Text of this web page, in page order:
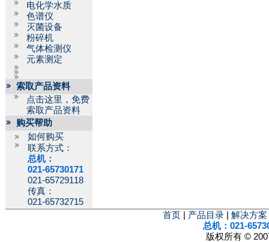
电化学水质
色谱仪
灭菌设备
粉碎机
气体检测仪
元素测定
索取产品资料
点击这里，免费
索取产品资料
购买帮助
如何购买
联系方式：
总机：
021-65730171
021-65729118
传真：
021-65732715
首页 产品目录 解决方案
总机：021-
版权所有 ©